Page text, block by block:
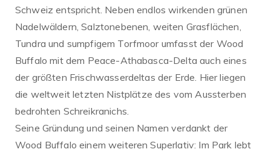
Schweiz entspricht. Neben endlos wirkenden grünen
Nadelwäldern, Salztonebenen, weiten Grasflächen,
Tundra und sumpfigem Torfmoor umfasst der Wood
Buffalo mit dem Peace-Athabasca-Delta auch eines
der größten Frischwasserdeltas der Erde. Hier liegen
die weltweit letzten Nistplätze des vom Aussterben
bedrohten Schreikranichs.
Seine Gründung und seinen Namen verdankt der
Wood Buffalo einem weiteren Superlativ: Im Park lebt